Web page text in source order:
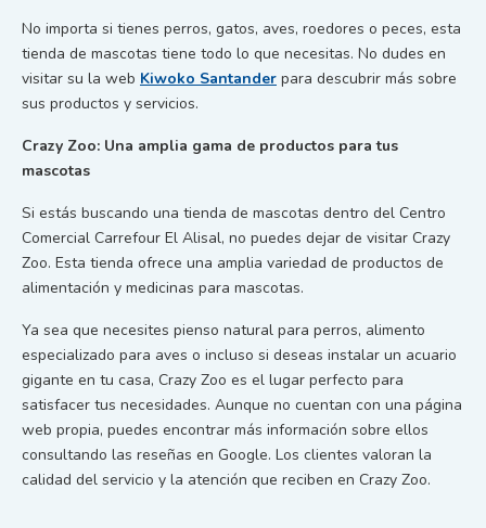
No importa si tienes perros, gatos, aves, roedores o peces, esta
tienda de mascotas tiene todo lo que necesitas. No dudes en
visitar su la web Kiwoko Santander para descubrir más sobre
sus productos y servicios.
Crazy Zoo: Una amplia gama de productos para tus
mascotas
Si estás buscando una tienda de mascotas dentro del Centro
Comercial Carrefour El Alisal, no puedes dejar de visitar Crazy
Zoo. Esta tienda ofrece una amplia variedad de productos de
alimentación y medicinas para mascotas.
Ya sea que necesites pienso natural para perros, alimento
especializado para aves o incluso si deseas instalar un acuario
gigante en tu casa, Crazy Zoo es el lugar perfecto para
satisfacer tus necesidades. Aunque no cuentan con una página
web propia, puedes encontrar más información sobre ellos
consultando las reseñas en Google. Los clientes valoran la
calidad del servicio y la atención que reciben en Crazy Zoo.